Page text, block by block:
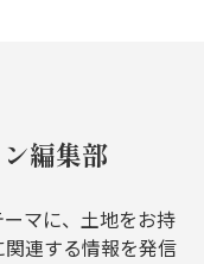
編集部
ーマに、土地をお持
連する情報を発信